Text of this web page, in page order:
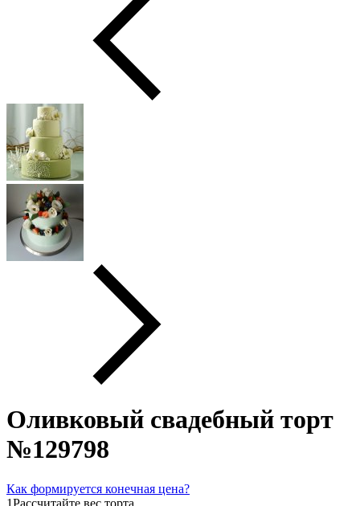
Оливковый свадебный торт
№129798
Как формируется конечная цена?
1Рассчитайте вес торта